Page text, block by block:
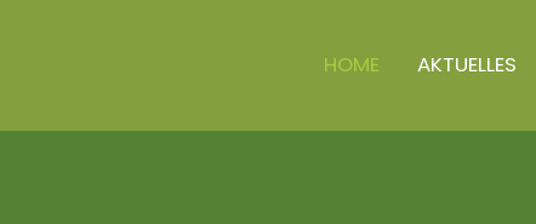
HOME AKTUELLES